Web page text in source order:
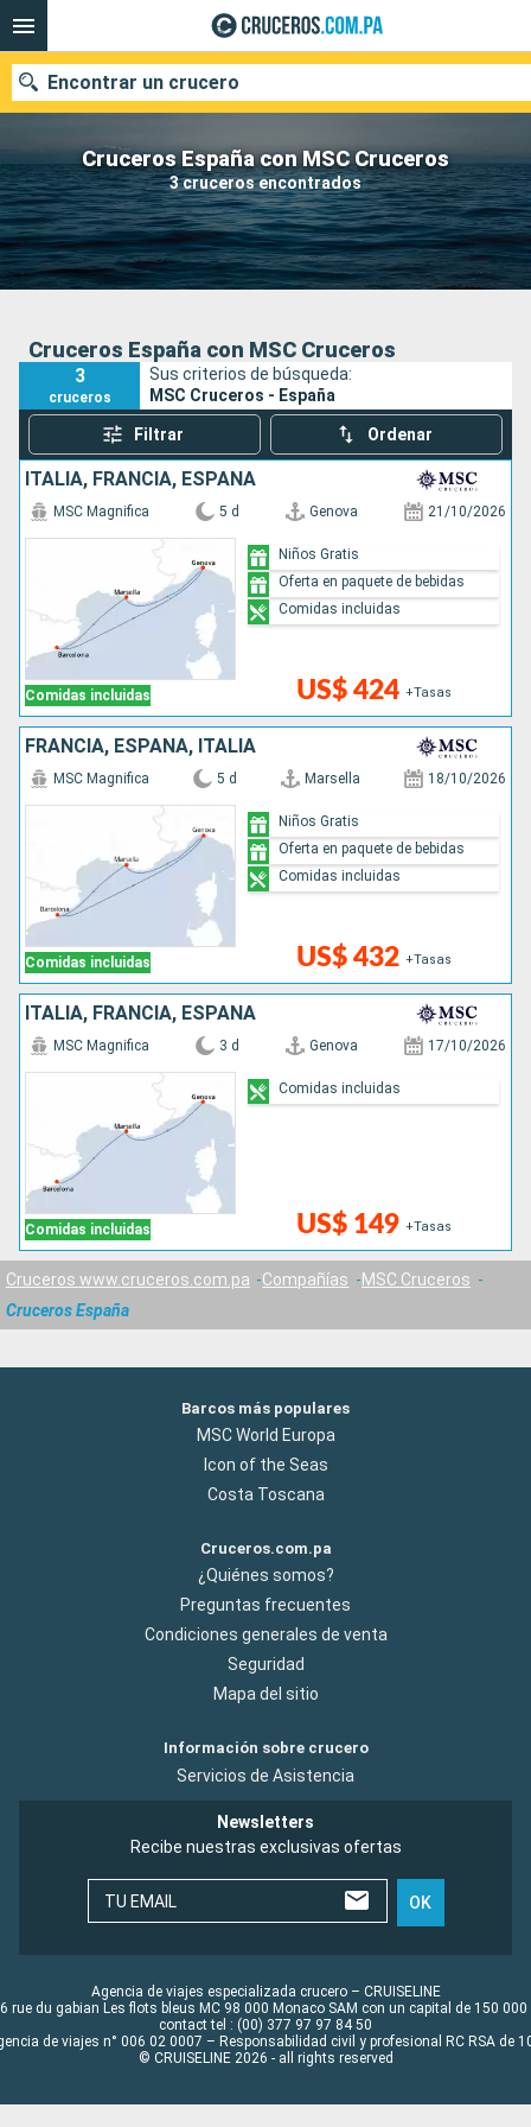
Cruceros España con MSC Cruceros
3 cruceros encontrados
Encontrar un crucero
Nuestros destinos
Fecha de salida
Buscar
Cruceros España con MSC Cruceros
3
cruceros
Sus criterios de búsqueda:
MSC Cruceros - España
Filtrar Ordenar
ITALIA, FRANCIA, ESPAÑA
Comidas incluidas
MSC Magnifica 5 d Genova 21/10/2026
US$ 424 +Tasas
Niños Gratis
Oferta en paquete de bebidas
Comidas incluidas
FRANCIA, ESPAÑA, ITALIA
Comidas incluidas
MSC Magnifica 5 d Marsella 18/10/2026
US$ 432 +Tasas
Niños Gratis
Oferta en paquete de bebidas
Comidas incluidas
ITALIA, FRANCIA, ESPAÑA
Comidas incluidas
MSC Magnifica 3 d Genova 17/10/2026
US$ 149 +Tasas
Comidas incluidas
Cruceros www.cruceros.com.pa Compañías
MSC Cruceros
Cruceros España
Barcos más populares
MSC World Europa
Icon of the Seas
Costa Toscana
Cruceros.com.pa
¿Quiénes somos?
Preguntas frecuentes
Condiciones generales de venta
Seguridad
Mapa del sitio
Información sobre crucero
Servicios de Asistencia
Newsletters
Recibe nuestras exclusivas ofertas
TU EMAIL OK
Agencia de viajes especializada crucero – CRUISELINE
rue du gabian Les flots bleus MC 98 000 Monaco SAM con un capital de 150 000
contact tel : (00) 377 97 97 84 50
de viajes n° 006 02 0007 – Responsabilidad civil y profesional RC RSA de
© CRUISELINE 2026 - all rights reserved